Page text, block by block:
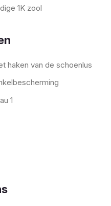
1K zool
haken van de schoenlus
1